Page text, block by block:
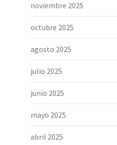
noviembre 2025
octubre 2025
agosto 2025
julio 2025
junio 2025
mayo 2025
abril 2025